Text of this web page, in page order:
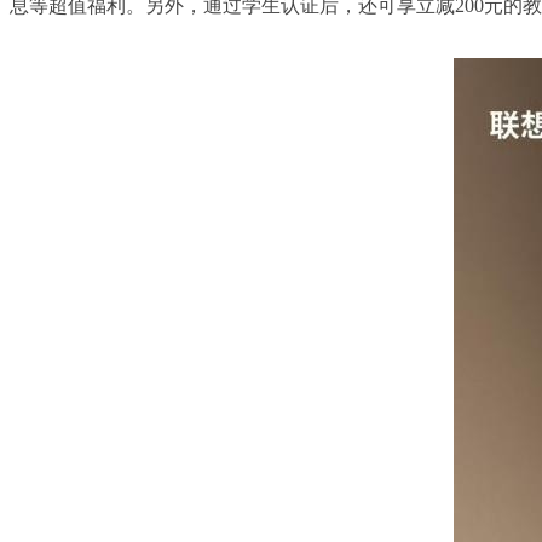
息等超值福利。另外，通过学生认证后，还可享立减200元的